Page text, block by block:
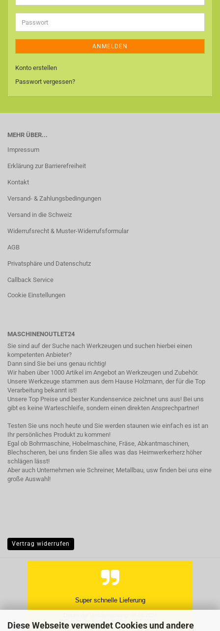
Diese Webseite verwendet Cookies und andere
Mail-
Adresse
Passwort
ANMELDEN
Konto erstellen
Passwort vergessen?
MEHR ÜBER...
Impressum
Erklärung zur Barrierefreiheit
Kontakt
Versand- & Zahlungsbedingungen
Versand in die Schweiz
Widerrufsrecht & Muster-Widerrufsformular
AGB
Privatsphäre und Datenschutz
Callback Service
Cookie Einstellungen
MASCHINENOUTLET24
Sie sind auf der Suche nach Werkzeugen und suchen hierbei einen
kompetenten Anbieter?
Dann sind Sie bei uns genau richtig!
Wir haben über 1000 Artikel im Angebot an Werkzeugen und Zubehör.
Unsere Werkzeuge stammen aus dem Hause Holzmann, der für die Top
Verarbeitung bekannt ist!
Unsere Top Preise und bester Kundenservice zeichnet uns aus! Bei uns
gibt es keine Warteschleife, sondern einen direkten Ansprechpartner!
Testen Sie uns noch heute und Sie werden staunen wie einfach es ist an
Ihr persönliches Produkt zu kommen!
Egal ob Bohrmaschine, Hobelmaschine, Fräse, Abkantmaschinen,
Blechscheren, bei uns finden Sie alles was das Heimwerkerherz höher
schlägen lässt!
Aber auch Unternehmen wie Schreiner, Metallbau, usw finden bei uns eine
große Auswahl!
Vertrag widerrufen
Super schnelle Lieferung
Datum der Kauferfahrung: 30.07.2026